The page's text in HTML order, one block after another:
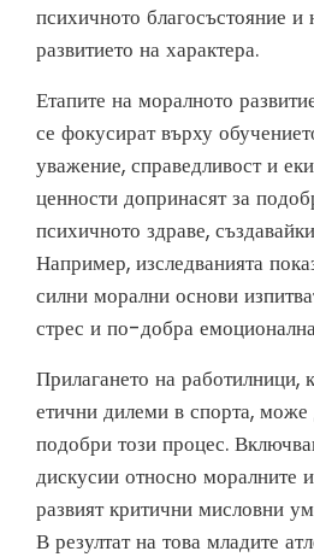
психичното благосъстояние и
развитието на характера.
Етапите на моралното
се фокусират върху
уважение, справедливост и
ценности допринасят за
психичното здраве,
Например, изследванията
силни морални основи
стрес и по-добра
Прилагането на работилници,
етични дилеми в спорта,
подобри този процес.
дискусии относно моралните
развият критични мисловни
В резултат на това младите